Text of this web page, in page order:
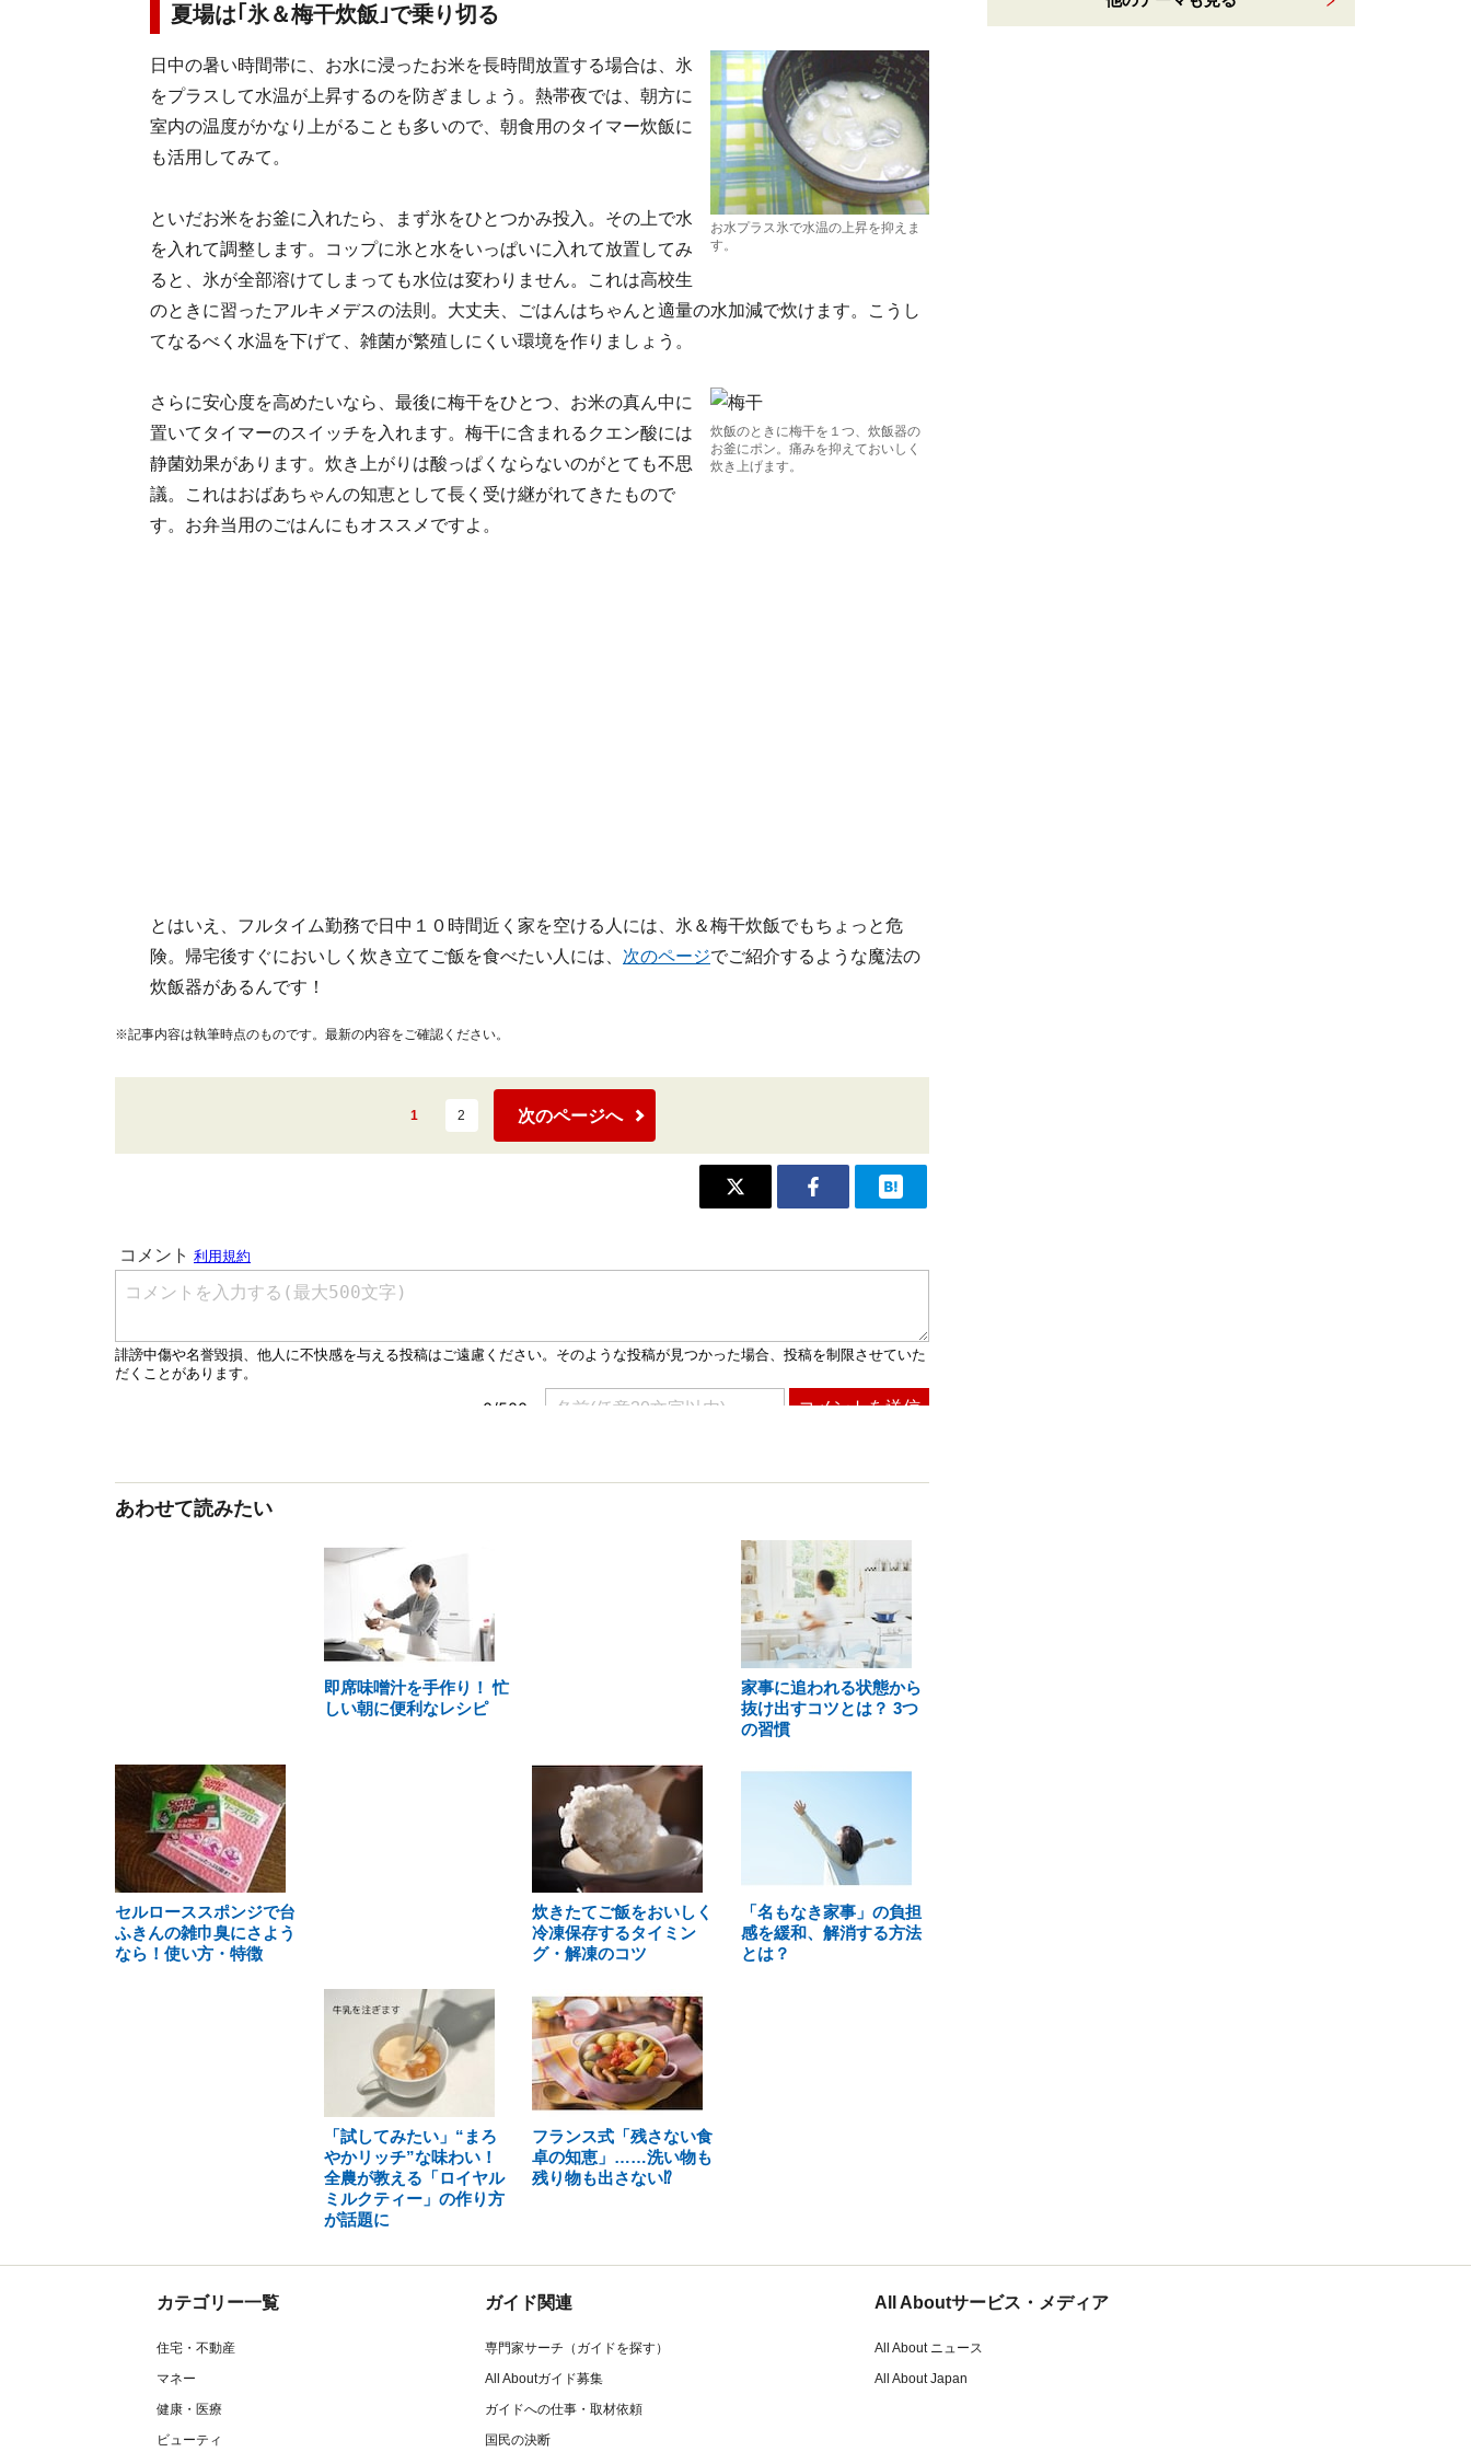
夏場は｢氷＆梅干炊飯｣で乗り切る
お水プラス氷で水温の上昇を抑えま
す。
日中の暑い時間帯に、お水に浸ったお米を長時間放置する場合は、氷
をプラスして水温が上昇するのを防ぎましょう。熱帯夜では、朝方に
室内の温度がかなり上がることも多いので、朝食用のタイマー炊飯に
も活用してみて。
といだお米をお釜に入れたら、まず氷をひとつかみ投入。その上で水
を入れて調整します。コップに氷と水をいっぱいに入れて放置してみ
ると、氷が全部溶けてしまっても水位は変わりません。これは高校生
のときに習ったアルキメデスの法則。大丈夫、ごはんはちゃんと適量の水加減で炊けます。こうし
てなるべく水温を下げて、雑菌が繁殖しにくい環境を作りましょう。
炊飯のときに梅干を１つ、炊飯器の
お釜にポン。痛みを抑えておいしく
炊き上げます。
さらに安心度を高めたいなら、最後に梅干をひとつ、お米の真ん中に
置いてタイマーのスイッチを入れます。梅干に含まれるクエン酸には
静菌効果があります。炊き上がりは酸っぱくならないのがとても不思
議。これはおばあちゃんの知恵として長く受け継がれてきたもので
す。お弁当用のごはんにもオススメですよ。
とはいえ、フルタイム勤務で日中１０時間近く家を空ける人には、氷＆梅干炊飯でもちょっと危
険。帰宅後すぐにおいしく炊き立てご飯を食べたい人には、 次のページでご紹介するような魔法の
炊飯器があるんです！
※記事内容は執筆時点のものです。最新の内容をご確認ください。
1 2 次のページへ
あわせて読みたい
即席味噌汁を手作り！ 忙
しい朝に便利なレシピ
家事に追われる状態から
抜け出すコツとは？ 3つ
の習慣
セルローススポンジで台
ふきんの雑巾臭にさよう
なら！使い方・特徴
炊きたてご飯をおいしく
冷凍保存するタイミン
グ・解凍のコツ
「名もなき家事」の負担
感を緩和、解消する方法
とは？
「試してみたい」“まろ
やかリッチ”な味わい！
全農が教える「ロイヤル
ミルクティー」の作り方
が話題に
フランス式「残さない食
卓の知恵」……洗い物も
残り物も出さない⁉
カテゴリー一覧
住宅・不動産
マネー
健康・医療
ビューティ
ガイド関連
専門家サーチ（ガイドを探す）
All Aboutガイド募集
ガイドへの仕事・取材依頼
国民の決断
All Aboutサービス・メディア
All About ニュース
All About Japan